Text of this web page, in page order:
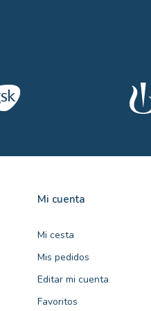
Mi cuenta
Mi cesta
Mis pedidos
Editar mi cuenta
Favoritos